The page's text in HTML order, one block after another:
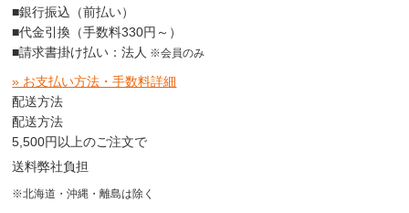
■銀行振込（前払い）
■代金引換（手数料330円～）
■請求書掛け払い：法人 ※会員のみ
» お支払い方法・手数料詳細
配送方法
配送方法
5,500円以上のご注文で
送料弊社負担
※北海道・沖縄・離島は除く